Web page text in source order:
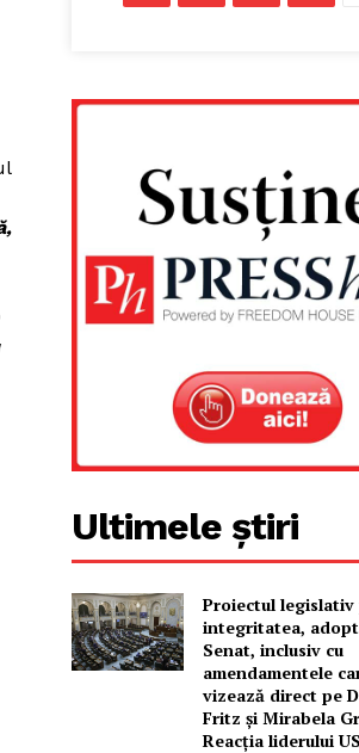
Ultimele știri
Proiectul
integritatea,
Senat, inclusiv cu
amendamentele
vizează direct pe
Fritz și Mirabela
Reacția liderului